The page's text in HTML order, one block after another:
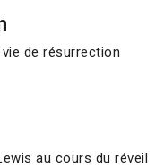
de résurrection
au cours du réveil